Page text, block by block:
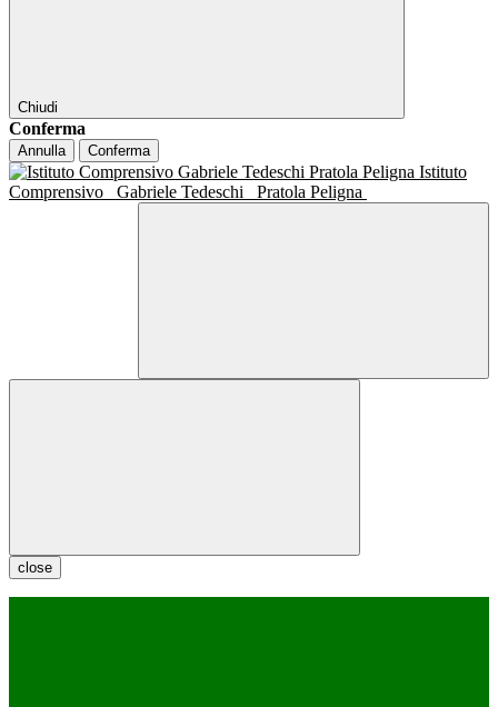
Chiudi
Conferma
Annulla Conferma
Istituto
Comprensivo
Gabriele Tedeschi Pratola Peligna
close